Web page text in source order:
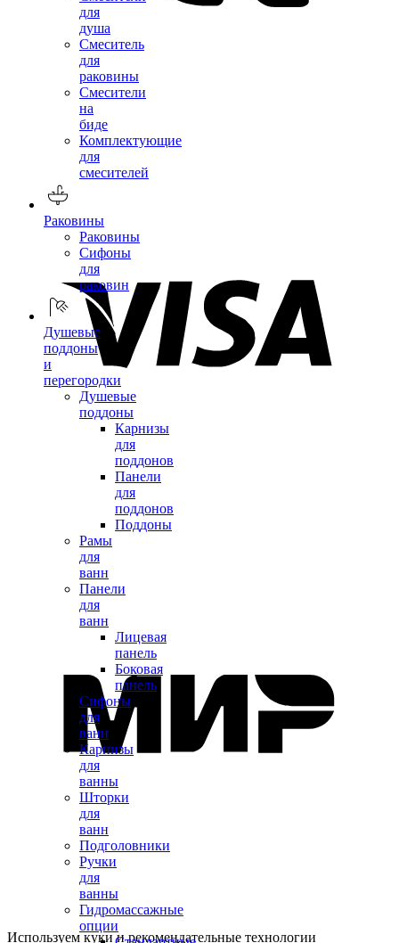
для
душа
Смеситель
для
раковины
Смесители
на
биде
Комплектующие
для
смесителей
Раковины
Раковины
Сифоны
для
раковин
Душевые
поддоны
и
перегородки
Душевые
поддоны
Карнизы
для
поддонов
Панели
для
поддонов
Поддоны
Рамы
для
ванн
Панели
для
ванн
Лицевая
панель
Боковая
панель
Сифоны
для
ванн
Карнизы
для
ванны
Шторки
для
ванн
Подголовники
Ручки
для
ванны
Гидромассажные
опции
Используем куки и рекомендательные технологии